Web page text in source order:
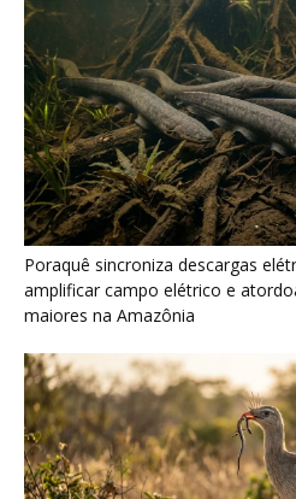
Poraquê sincroniza descargas
amplificar campo elétrico e
maiores na Amazônia